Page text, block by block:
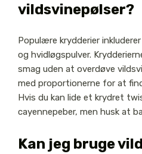
vildsvinepølser?
Populære krydderier
og hvidløgspulver.
smag uden at overdøve
med proportionerne for at
Hvis du kan lide et krydret
cayennepeber, men husk at
Kan jeg bruge